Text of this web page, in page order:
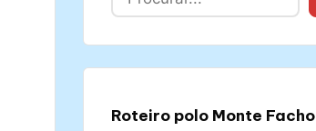
Roteiro polo Monte Facho